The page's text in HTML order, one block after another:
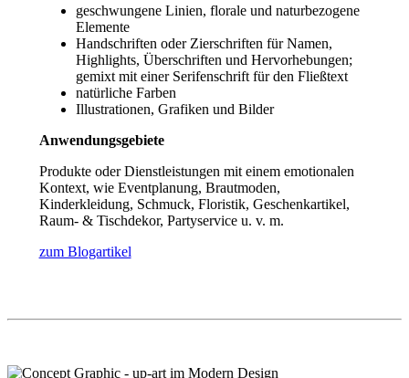
geschwungene Linien, florale und naturbezogene
Elemente
Handschriften oder Zierschriften für Namen,
Highlights, Überschriften und Hervorhebungen;
gemixt mit einer Serifenschrift für den Fließtext
natürliche Farben
Illustrationen, Grafiken und Bilder
Anwendungsgebiete
Produkte oder Dienstleistungen mit einem emotionalen
Kontext, wie Eventplanung, Brautmoden,
Kinderkleidung, Schmuck, Floristik, Geschenkartikel,
Raum- & Tischdekor, Partyservice u. v. m.
zum Blogartikel